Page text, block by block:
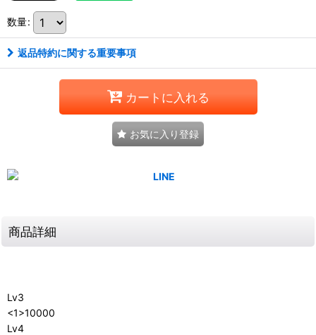
数量:
返品特約に関する重要事項
カートに入れる
お気に入り登録
商品詳細
Lv3
<1>10000
Lv4